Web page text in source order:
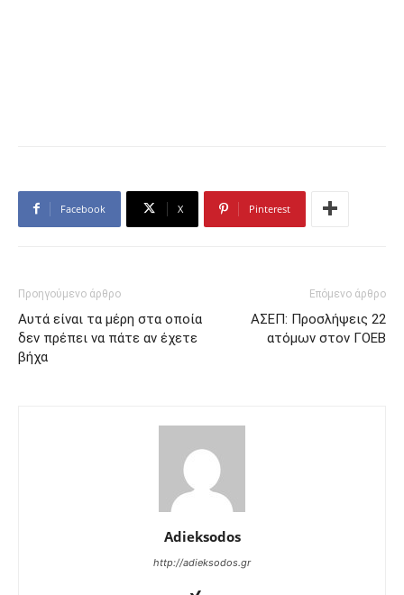
Facebook X Pinterest
Προηγούμενο άρθρο
Αυτά είναι τα μέρη στα οποία
δεν πρέπει να πάτε αν έχετε
βήχα
Επόμενο άρθρο
ΑΣΕΠ: Προσλήψεις 22
ατόμων στον ΓΟΕΒ
Adieksodos
http://adieksodos.gr